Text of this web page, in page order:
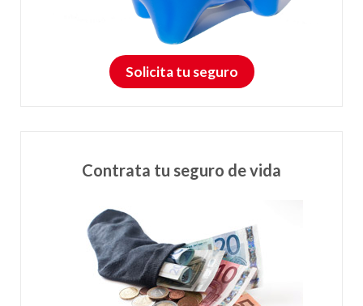
Solicita tu seguro
Contrata tu seguro de vida